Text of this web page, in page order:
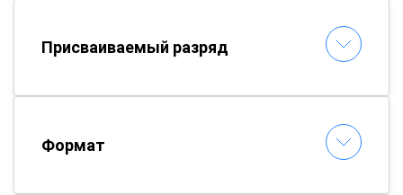
Присваиваемый разряд
Формат